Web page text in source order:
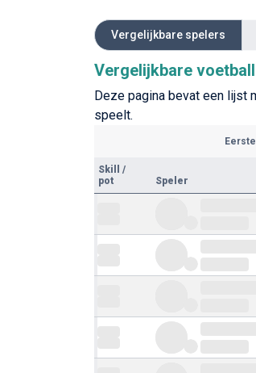
Vergelijkbare spelers
Vergelijkbare
Deze pagina bevat een lijst
speelt.
Skill
/
pot
Speler